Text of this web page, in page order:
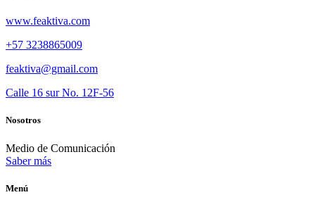
www.feaktiva.com
+57 3238865009
feaktiva@gmail.com
Calle 16 sur No. 12F-56
Nosotros
Medio de Comunicación
Saber más
Menú